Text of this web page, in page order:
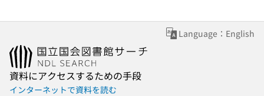
Language：English
資料にアクセスするための手段
インターネットで資料を読む